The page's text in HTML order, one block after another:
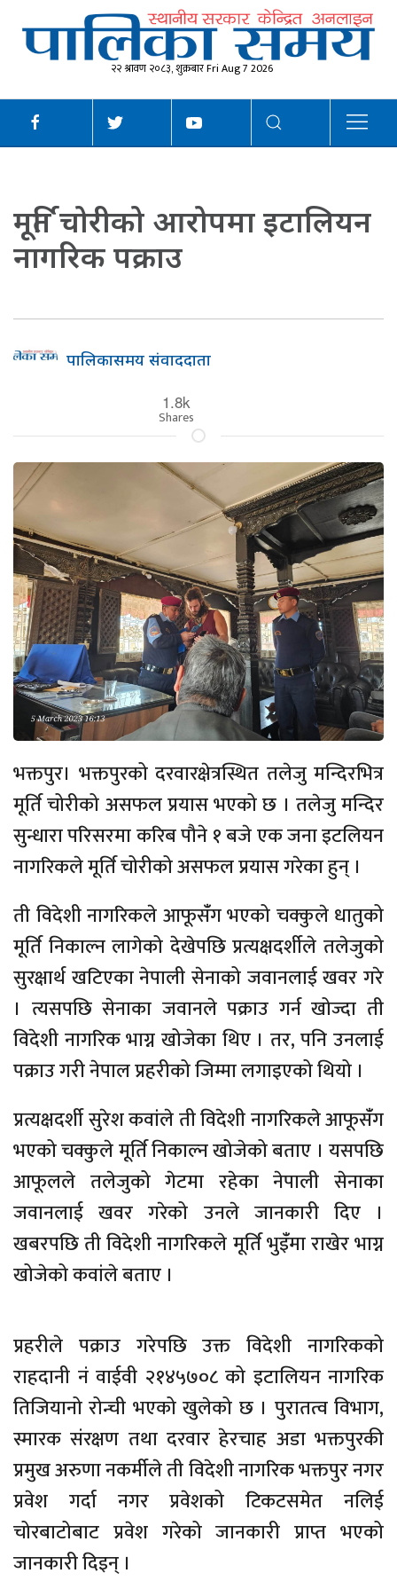
२२ श्रावण २०८३, शुक्रबार Fri Aug 7 2026
मूर्ति चोरीको आरोपमा इटालियन
नागरिक पक्राउ
पालिकासमय संवाददाता
1.8k
Shares
भक्तपुर। भक्तपुरको दरवारक्षेत्रस्थित तलेजु मन्दिरभित्र
मूर्ति चोरीको असफल प्रयास भएको छ । तलेजु मन्दिर
सुन्धारा परिसरमा करिब पौने १ बजे एक जना इटलियन
नागरिकले मूर्ति चोरीको असफल प्रयास गरेका हुन् ।
ती विदेशी नागरिकले आफूसँंग भएको चक्कुले धातुको
मूर्ति निकाल्न लागेको देखेपछि प्रत्यक्षदर्शीले तलेजुको
सुरक्षार्थ खटिएका नेपाली सेनाको जवानलाई खवर गरे
। त्यसपछि सेनाका जवानले पक्राउ गर्न खोज्दा ती
विदेशी नागरिक भाग्न खोजेका थिए । तर, पनि उनलाई
पक्राउ गरी नेपाल प्रहरीको जिम्मा लगाइएको थियो ।
प्रत्यक्षदर्शी सुरेश कवांले ती विदेशी नागरिकले आफूसँंग
भएको चक्कुले मूर्ति निकाल्न खोजेको बताए । यसपछि
आफूलले तलेजुको गेटमा रहेका नेपाली सेनाका
जवानलाई खवर गरेको उनले जानकारी दिए ।
खबरपछि ती विदेशी नागरिकले मूर्ति भुइँंमा राखेर भाग्न
खोजेको कवांले बताए ।
प्रहरीले पक्राउ गरेपछि उक्त विदेशी नागरिकको
राहदानी नं वाईवी २१४५७०८ को इटालियन नागरिक
तिजियानो रोन्ची भएको खुलेको छ । पुरातत्व विभाग,
स्मारक संरक्षण तथा दरवार हेरचाह अडा भक्तपुरकी
प्रमुख अरुणा नकर्मीले ती विदेशी नागरिक भक्तपुर नगर
प्रवेश गर्दा नगर प्रवेशको टिकटसमेत नलिई
चोरबाटोबाट प्रवेश गरेको जानकारी प्राप्त भएको
जानकारी दिइन् ।